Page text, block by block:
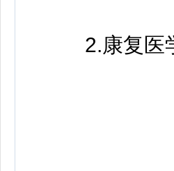
2.康复医学